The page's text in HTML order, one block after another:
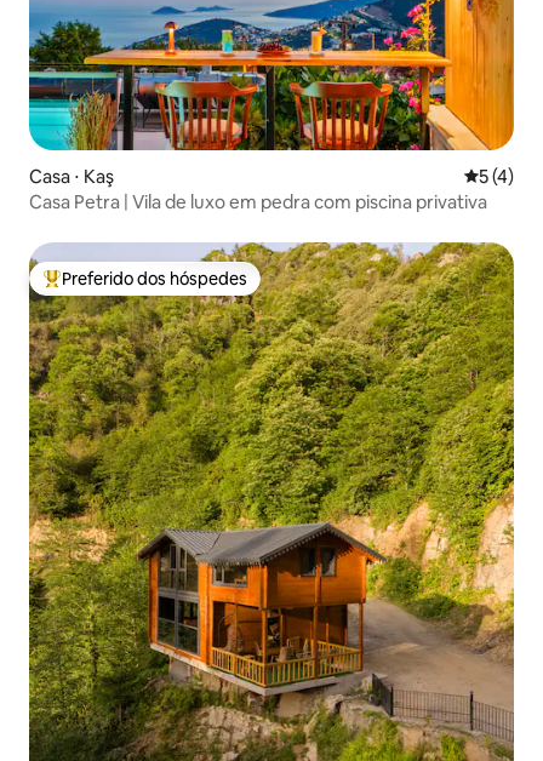
Casa ⋅ Kaş 5 de
5 (4)
Casa Petra | Vila de luxo em pedra com piscina privativa
Entre os melhores preferidos dos hóspedes
Preferido dos hóspedes